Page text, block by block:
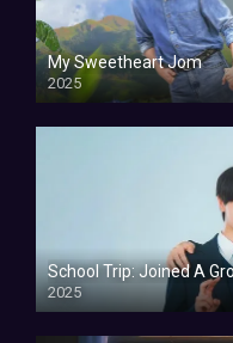
My Sweetheart Jom
2025
School Trip: Joined A
2025